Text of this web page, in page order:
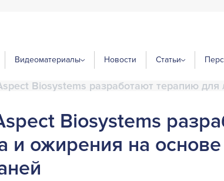
Видеоматериалы Новости Статьи
Biosystems разработают терапию
Biosystems
и ожирения на основе